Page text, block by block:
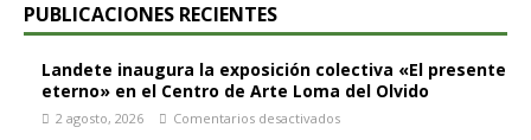
PUBLICACIONES RECIENTES
Landete inaugura la exposición colectiva «El presente
eterno» en el Centro de Arte Loma del Olvido
2 agosto, 2026 Comentarios desactivados